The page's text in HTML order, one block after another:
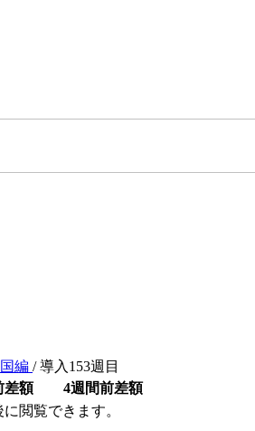
編 / 導入153週目
差額
4週間前差額
閲覧できます。